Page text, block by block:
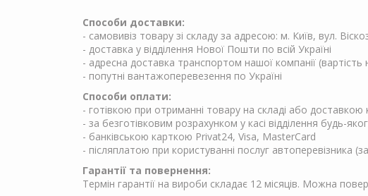
Способи доставки:
- самовивіз товару зі складу за адресою: м. Київ, вул.
- доставка у відділення Нової Пошти по всій Україні
- адресна доставка транспортом нашої компанії
- попутні вантажоперевезення по Україні
Способи оплати:
- готівкою при отриманні товару на складі або доставкою
- за безготівковим розрахунком у касі відділення будь-
- банківською карткою Privat24, Visa, MasterCard
- післяплатою при користуванні послуг автоперевізника
Гарантії та повернення:
Термін гарантії на вироби складає 12 місяців. Можна